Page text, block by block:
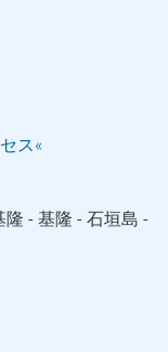
ス«
- 基隆 - 石垣島 -